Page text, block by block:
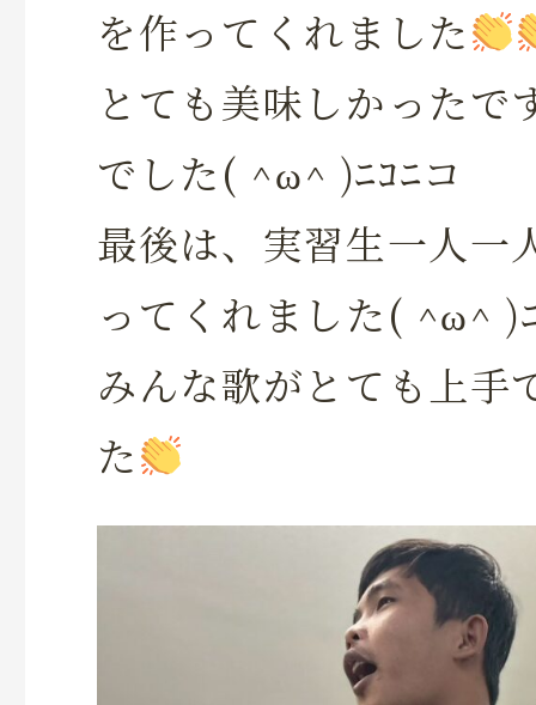
を作ってくれました
とても美味しかったで
でした( ^ω^ )ﾆｺﾆコ
最後は、実習生一人一
ってくれました( ^ω^ )
みんな歌がとても上手
た